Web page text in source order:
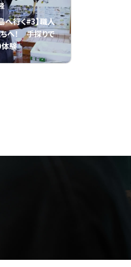
へ行く#3】職人
ちへ！ 手探りで
体験